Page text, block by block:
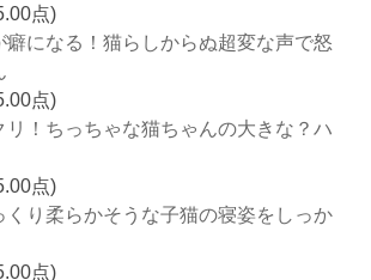
点)
癖になる！猫らしからぬ超変な声で怒
点)
リ！ちっちゃな猫ちゃんの大きな？ハ
点)
くり柔らかそうな子猫の寝姿をしっか
点)